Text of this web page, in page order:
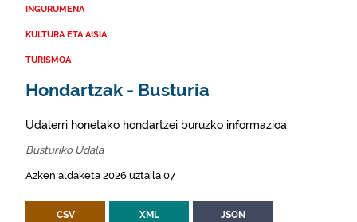
INGURUMENA
KULTURA ETA AISIA
TURISMOA
Hondartzak - Busturia
Udalerri honetako hondartzei buruzko informazioa.
Busturiko Udala
Azken aldaketa 2026 uztaila 07
CSV XML JSON